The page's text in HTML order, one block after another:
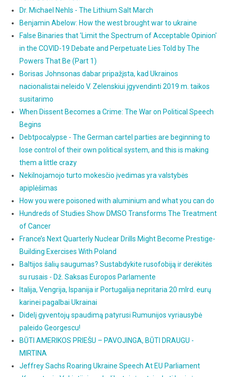
Dr. Michael Nehls - The Lithium Salt March
Benjamin Abelow: How the west brought war to ukraine
False Binaries that 'Limit the Spectrum of Acceptable Opinion'
in the COVID-19 Debate and Perpetuate Lies Told by The
Powers That Be (Part 1)
Borisas Johnsonas dabar pripažįsta, kad Ukrainos
nacionalistai neleido V. Zelenskiui įgyvendinti 2019 m. taikos
susitarimo
When Dissent Becomes a Crime: The War on Political Speech
Begins
Debtpocalypse - The German cartel parties are beginning to
lose control of their own political system, and this is making
them a little crazy
Nekilnojamojo turto mokesčio įvedimas yra valstybės
apiplėšimas
How you were poisoned with aluminium and what you can do
Hundreds of Studies Show DMSO Transforms The Treatment
of Cancer
France’s Next Quarterly Nuclear Drills Might Become Prestige-
Building Exercises With Poland
Baltijos šalių saugumas? Sustabdykite rusofobiją ir derėkitės
su rusais - Dž. Saksas Europos Parlamente
Italija, Vengrija, Ispanija ir Portugalija nepritaria 20 mlrd. eurų
karinei pagalbai Ukrainai
Didelį gyventojų spaudimą patyrusi Rumunijos vyriausybė
paleido Georgescu!
BŪTI AMERIKOS PRIEŠU – PAVOJINGA, BŪTI DRAUGU -
MIRTINA
Jeffrey Sachs Roaring Ukraine Speech At EU Parliament